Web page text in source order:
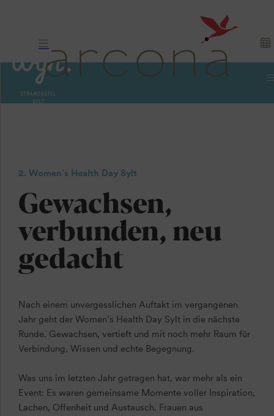
Health Day
2. Women’s Health Day Sylt
Gewachsen,
verbunden, neu
gedacht
Nach einem unvergesslichen Auftakt im vergangenen
Jahr geht der Women’s Health Day Sylt in die nächste
Runde. Gewachsen, vertieft und mit noch mehr Raum für
Verbindung, Wissen und echte Begegnung.
Was uns im letzten Jahr getragen hat, war mehr als ein
Event: Es waren gemeinsame Momente voller Inspiration,
Lachen, Offenheit und Austausch. Frauen aus